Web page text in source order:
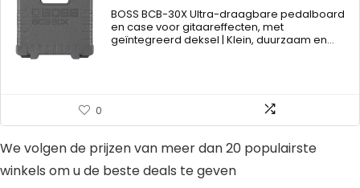
BOSS BCB-30X Ultra-draagbare pedalboard
en case voor gitaareffecten, met
geïntegreerd deksel | Klein, duurzaam en…
0
We volgen de prijzen van meer dan 20 populairste
winkels om u de beste deals te geven